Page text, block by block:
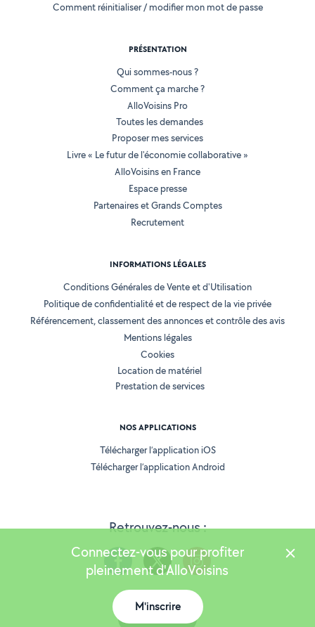
Retrouvez-nous :
Comment réinitialiser / modifier mon mot de passe
PRÉSENTATION
Qui sommes-nous ?
Comment ça marche ?
AlloVoisins Pro
Toutes les demandes
Proposer mes services
Livre « Le futur de l'économie collaborative »
AlloVoisins en France
Espace presse
Partenaires et Grands Comptes
Recrutement
INFORMATIONS LÉGALES
Conditions Générales de Vente et d'Utilisation
Politique de confidentialité et de respect de la vie privée
Référencement, classement des annonces et contrôle des avis
Mentions légales
Cookies
Location de matériel
Prestation de services
NOS APPLICATIONS
Télécharger l’application iOS
Télécharger l’application Android
Version 25.5.3
Connectez-vous pour profiter
pleinement d'AlloVoisins
M'inscrire